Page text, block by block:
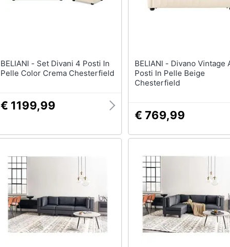
BELIANI - Set Divani 4 Posti In
Pelle Color Crema Chesterfield
€ 1199,99
BELIANI - Divano Vintage A 3
Posti In Pelle Beige
Chesterfield
€ 769,99